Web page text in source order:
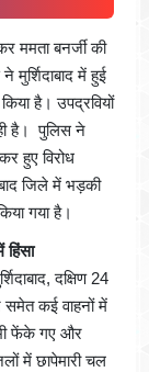
ममता बनर्जी की
में हुई
है। उपद्रवियों
है। पुलिस ने
हुए विरोध
जिले में भड़की
गया है।
हिंसा
दक्षिण 24
समेत कई वाहनों में
भी फेंके गए और
में छापेमारी चल